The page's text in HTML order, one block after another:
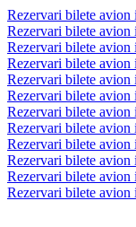
Rezervari bilete
Rezervari bilete
Rezervari bilete
Rezervari bilete
Rezervari bilete
Rezervari bilete
Rezervari bilete
Rezervari bilete
Rezervari bilete avion
Rezervari bilete
Rezervari bilete avion
Rezervari bilete